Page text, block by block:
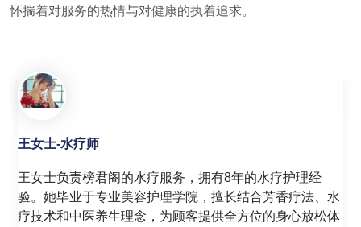
怀揣着对服务的热情与对健康的执着追求。
赵女士-足疗师
赵女士是榜君阁的资深足疗技师，拥有10年的足疗经验。
她精通足底反射区按摩技术，能够通过精准的穴位按压，
帮助顾客缓解足部疲劳，促进全身血液循环。赵敏女士注